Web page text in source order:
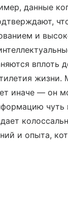
данные
и
вплоть
жизни.
иначе — он
чуть
и опыта,